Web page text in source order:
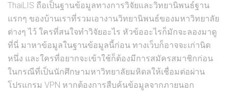
ThaiLIS ถือเป็นฐานข้อมูลทางการวิจัยและวิทยานิพนธ์ฐาน
แรกๆ ของบ้านเราที่รวมเอางานวิทยานิพนธ์ของมหาวิทยาลัย
ต่างๆ ไว้ ใครที่สนใจทำวิจัยอะไร หัวข้ออะไรก็มักจะลองมาดู
ที่นี่ มาหาข้อมูลในฐานข้อมูลนี้ก่อน ทางเว็บก็อาจจะเก่านิด
หนึ่ง และใครที่อยากจะเข้าใช้ก็ต้องมีการสมัครสมาชิกก่อน
ในกรณีที่เป็นนักศึกษามหาวิทยาลัยมหิดลให้เชื่อมต่อผ่าน
โปรแกรม VPN หากต้องการสืบค้นข้อมูลจากภายนอก